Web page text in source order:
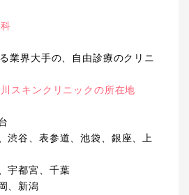
業界大手の、自由診療のクリニ
スキンクリニックの所在地
渋谷、表参道、池袋、銀座、上
宇都宮、千葉
、新潟